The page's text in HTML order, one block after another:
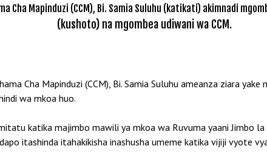
Cha Mapinduzi (CCM), Bi. Samia Suluhu (katikati) akimnadi
(kushoto) na mgombea udiwani wa CCM.
Cha Mapinduzi (CCM), Bi. Samia Suluhu ameanza ziara
wa mkoa huo.
katika majimbo mawili ya mkoa wa Ruvuma yaani Jimbo
itashinda itahakikisha inashusha umeme katika vijiji vyote